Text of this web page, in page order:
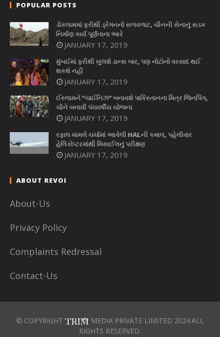
POPULAR POSTS
ડોકલામમાં ફરીથી ડ્રેગનનો સળવળાટ, ચીનની સેનાનું સડક
નિર્માણ કાર્ય પૂર્ણતાના આરે
JANUARY 17, 2019
મુંબઈમાં ફરીથી ખુલશે ડાન્સ બાર, પણ નોટોનો વરસાદ થઈ
શકશે નહીં
JANUARY 17, 2019
ઈસ્લામને “ચાઈનિઝ” બનાવશે પાકિસ્તાનના મિત્ર જિનપિંગ,
ચીને બનાવી પંચવર્ષીય યોજના
JANUARY 17, 2019
રફાલ મામલે ચર્ચામાં આવેલી HALની કમાલ, પહેલીવાર
હેલિકોપ્ટરમાંથી મિસાઈલનું પરીક્ષણ
JANUARY 17, 2019
ABOUT REVOI
About-Us
Privacy Policy
Complaints Redressal
Contact-Us
© COPYRIGHT
MEDIA PRIVATE LIMITED 2024.ALL
RIGHTS RESERVED.